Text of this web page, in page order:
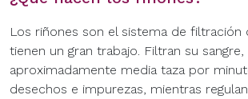
Los riñones son el sistema de filtración
tienen un gran trabajo. Filtran su sangre,
aproximadamente media taza por
desechos e impurezas, mientras